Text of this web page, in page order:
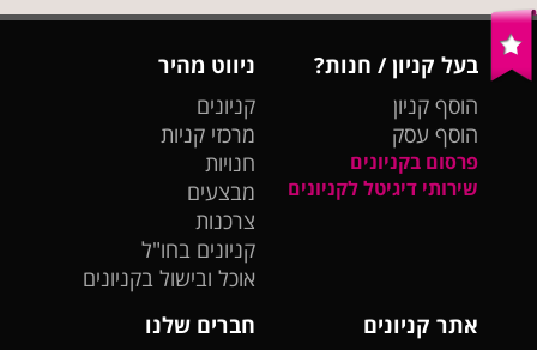
בעל קניון / חנות?
הוסף קניון
הוסף עסק
פרסום בקניונים
שירותי דיגיטל לקניונים
ניווט מהיר
קניונים
מרכזי קניות
חנויות
מבצעים
צרכנות
קניונים בחו"ל
אוכל ובישול בקניונים
אתר קניונים
חברים שלנו